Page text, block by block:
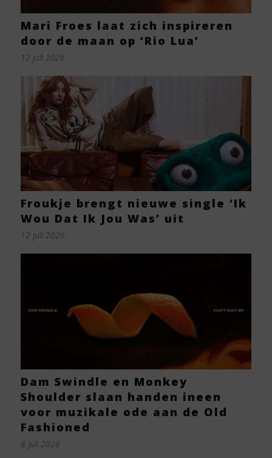
Mari Froes laat zich inspireren
door de maan op ‘Rio Lua’
12 juli 2026
Froukje brengt nieuwe single ‘Ik
Wou Dat Ik Jou Was’ uit
12 juli 2026
Dam Swindle en Monkey
Shoulder slaan handen ineen
voor muzikale ode aan de Old
Fashioned
8 juli 2026